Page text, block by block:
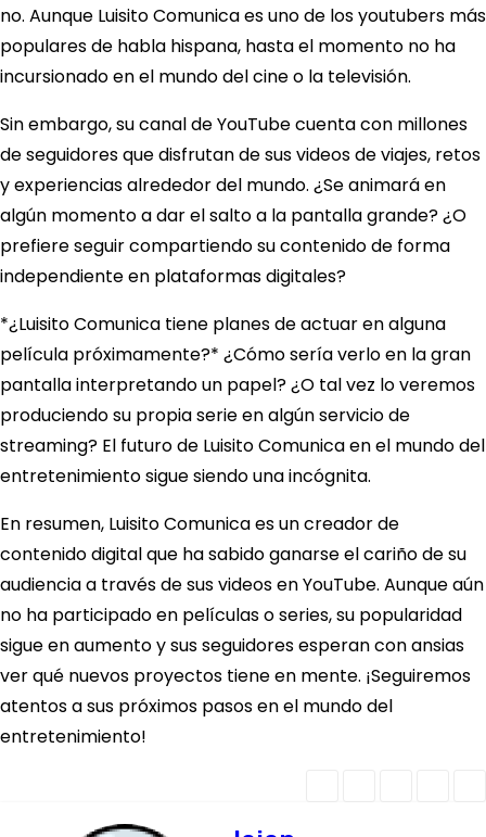
no. Aunque Luisito Comunica es uno de los youtubers más
populares de habla hispana, hasta el momento no ha
incursionado en el mundo del cine o la televisión.
Sin embargo, su canal de YouTube cuenta con millones
de seguidores que disfrutan de sus videos de viajes, retos
y experiencias alrededor del mundo. ¿Se animará en
algún momento a dar el salto a la pantalla grande? ¿O
prefiere seguir compartiendo su contenido de forma
independiente en plataformas digitales?
*¿Luisito Comunica tiene planes de actuar en alguna
película próximamente?* ¿Cómo sería verlo en la gran
pantalla interpretando un papel? ¿O tal vez lo veremos
produciendo su propia serie en algún servicio de
streaming? El futuro de Luisito Comunica en el mundo del
entretenimiento sigue siendo una incógnita.
En resumen, Luisito Comunica es un creador de
contenido digital que ha sabido ganarse el cariño de su
audiencia a través de sus videos en YouTube. Aunque aún
no ha participado en películas o series, su popularidad
sigue en aumento y sus seguidores esperan con ansias
ver qué nuevos proyectos tiene en mente. ¡Seguiremos
atentos a sus próximos pasos en el mundo del
entretenimiento!